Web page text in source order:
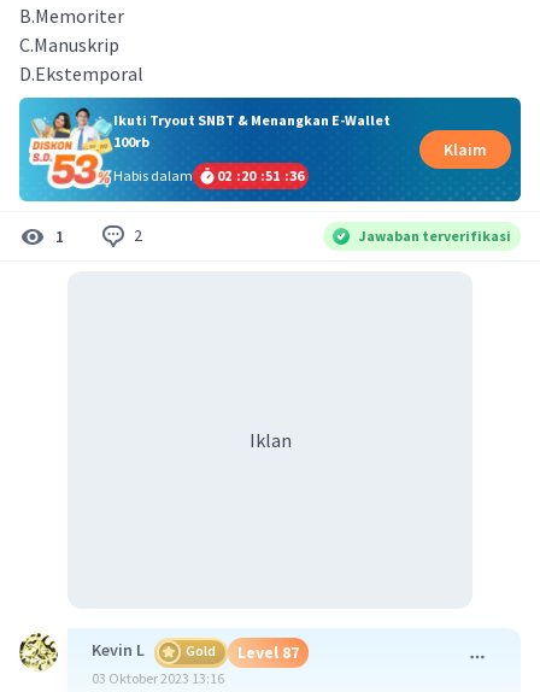
B.Memoriter
C.Manuskrip
D.Ekstemporal
Ikuti Tryout SNBT & Menangkan E-Wallet
100rb
Habis dalam
02 :20 :51 :36
Klaim
1 2 Jawaban terverifikasi
Iklan
Kevin L Gold Level 87
03 Oktober 2023 13:16